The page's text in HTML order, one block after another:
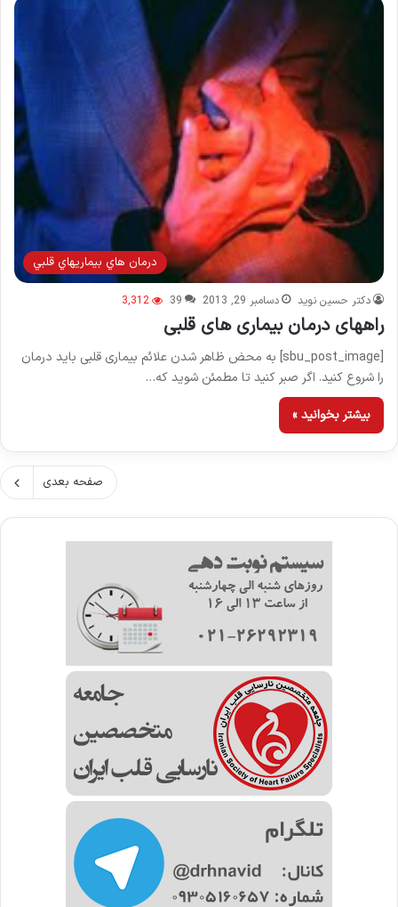
درمان هاي بيماريهاي قلبي
دکتر حسین نوید دسامبر 29, 2013 39
3,312
راههای درمان بیماری های قلبی
[sbu_post_image] به محض ظاهر شدن علائم بیماری قلبی باید درمان
را شروع کنید. اگر صبر کنید تا مطمئن شوید که…
بیشتر بخوانید »
صفحه بعدی